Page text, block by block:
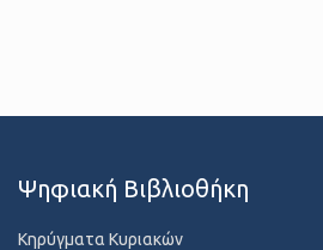
Ψηφιακή Βιβλιοθήκη
Κηρύγματα Κυριακών